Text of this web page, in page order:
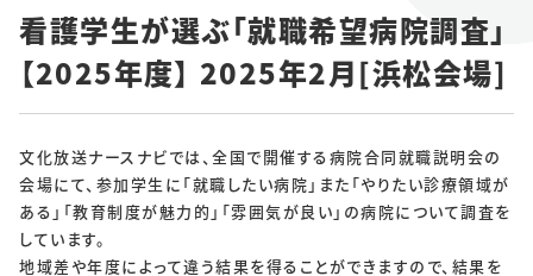
看護学生が選ぶ「就職希望病院調査」
【2025年度】 2025年2月[浜松会場]
文化放送ナースナビでは、全国で開催する病院合同就職説明会の
会場にて、参加学生に「就職したい病院」また「やりたい診療領域が
ある」「教育制度が魅力的」「雰囲気が良い」の病院について調査を
しています。
地域差や年度によって違う結果を得ることができますので、結果を
代表挨拶 経営理念 会社概要
SERVICE
企業向けサービス 病院向けサービス
大学向けサービス 就職情報研究所
NEWS